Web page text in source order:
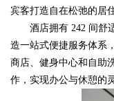
宾客打造自在松弛的居
酒店拥有 242 间舒
造一站式便捷服务体系
商店、健身中心和自助
作，实现办公与休憩的